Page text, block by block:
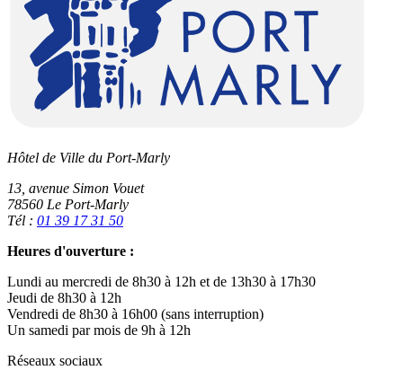
Hôtel de Ville du Port-Marly
13, avenue Simon Vouet
78560 Le Port-Marly
Tél : 01 39 17 31 50
Heures d'ouverture :
Lundi au mercredi de 8h30 à 12h et de 13h30 à 17h30
Jeudi de 8h30 à 12h
Vendredi de 8h30 à 16h00 (sans interruption)
Un samedi par mois de 9h à 12h
Réseaux sociaux